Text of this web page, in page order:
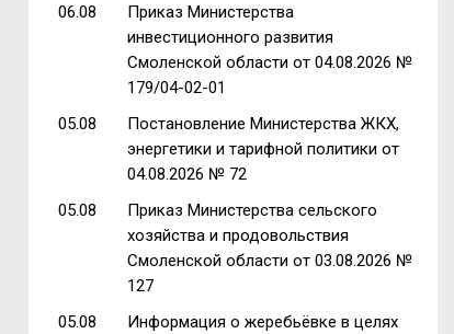
06.08
Приказ Министерства
инвестиционного развития
Смоленской области от 04.08.2026 №
179/04-02-01
05.08
Постановление Министерства ЖКХ,
энергетики и тарифной политики от
04.08.2026 № 72
05.08
Приказ Министерства сельского
хозяйства и продовольствия
Смоленской области от 03.08.2026 №
127
05.08
Информация о жеребьёвке в целях